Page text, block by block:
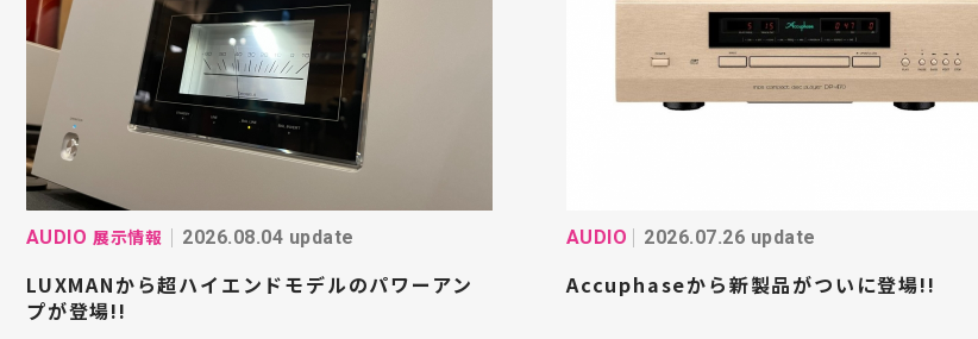
AUDIO 展示情報 2026.08.04 update
LUXMANから超ハイエンドモデルのパワーアン
プが登場!!
AUDIO 2026.07.26 update
Accuphaseから新製品がついに登場!!